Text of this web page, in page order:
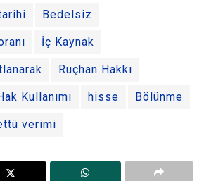
Bedelsiz
İç Kaynak
Rüçhan Hakkı
Kullanımı hisse Bölünme
verimi